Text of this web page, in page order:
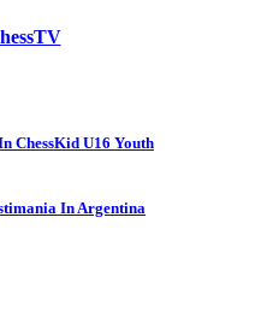
ChessKid U16 Youth
In Argentina